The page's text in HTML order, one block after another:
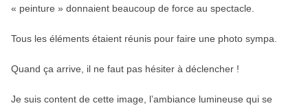
« peinture » donnaient beaucoup de force au spectacle.
Tous les éléments étaient réunis pour faire une photo sympa.
Quand ça arrive, il ne faut pas hésiter à déclencher !
Je suis content de cette image, l’ambiance lumineuse qui se